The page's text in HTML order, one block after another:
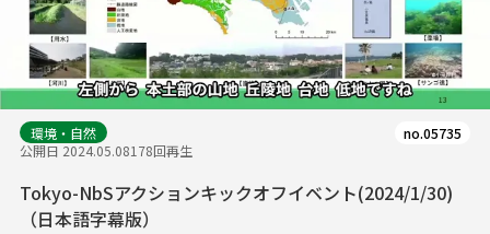
環境・自然
公開日 2024.05.08178回再生
no.05735
Tokyo-NbSアクションキックオフイベント(2024/1/30)
（日本語字幕版）